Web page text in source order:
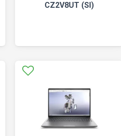
CZ2V8UT (SI)